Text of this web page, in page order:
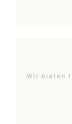
Wir bieten